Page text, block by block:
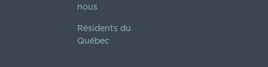
nous
Résidents du
Québec